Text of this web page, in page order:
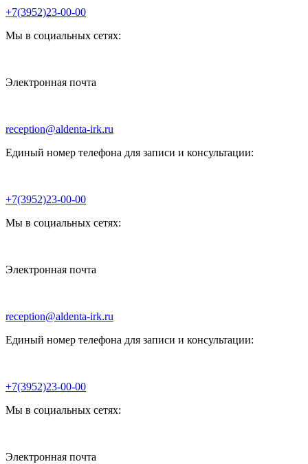
+7(3952)23-00-00
Мы в социальных сетях:
Электронная почта
reception@aldenta-irk.ru
Единый номер телефона для записи и консультации:
+7(3952)23-00-00
Мы в социальных сетях:
Электронная почта
reception@aldenta-irk.ru
Единый номер телефона для записи и консультации:
+7(3952)23-00-00
Мы в социальных сетях:
Электронная почта